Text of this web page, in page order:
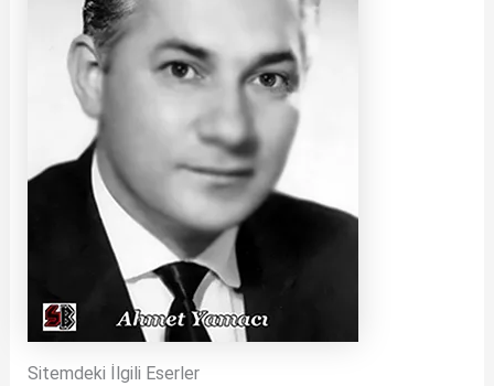
Sitemdeki İlgili Eserler